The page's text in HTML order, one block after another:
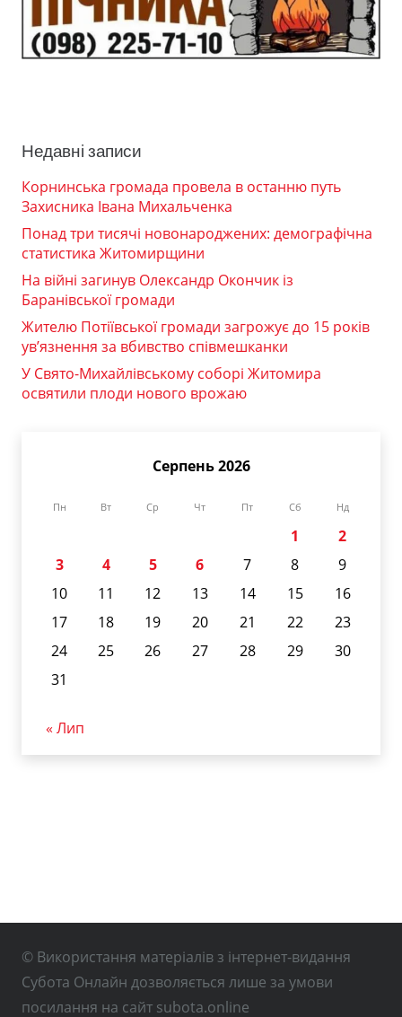
Недавні записи
Корнинська громада провела в останню путь
Захисника Івана Михальченка
Понад три тисячі новонароджених: демографічна
статистика Житомирщини
На війні загинув Олександр Окончик із
Баранівської громади
Жителю Потіївської громади загрожує до 15 років
ув’язнення за вбивство співмешканки
У Свято-Михайлівському соборі Житомира
освятили плоди нового врожаю
Серпень 2026
Пн Вт Ср Чт Пт Сб Нд
1
2
3
4 5 6 7 8
9
10
11 12 13 14 15
16
17
18 19 20 21 22
23
24
25 26 27 28 29
30
31
« Лип
© Використання матеріалів з інтернет-видання
Субота Онлайн дозволяється лише за умови
посилання на сайт subota.online